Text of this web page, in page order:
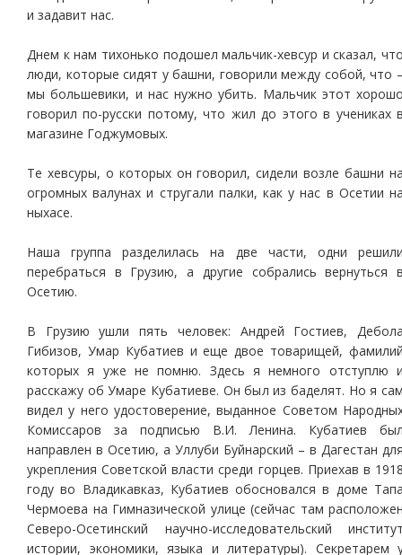
и задавит нас.
Днем к нам тихонько подошел мальчик-хевсур и сказал,
люди, которые сидят у башни, говорили между собой, что
мы большевики, и нас нужно убить. Мальчик этот
говорил по-русски потому, что жил до этого в учениках
магазине Годжумовых.
Те хевсуры, о которых он говорил, сидели возле башни
огромных валунах и стругали палки, как у нас в Осетии
ныхасе.
Наша группа разделилась на две части, одни
перебраться в Грузию, а другие собрались вернуться
Осетию.
В Грузию ушли пять человек: Андрей Гостиев,
Гибизов, Умар Кубатиев и еще двое товарищей,
которых я уже не помню. Здесь я немного отступлю
расскажу об Умаре Кубатиеве. Он был из баделят. Но я
видел у него удостоверение, выданное Советом
Комиссаров за подписью В.И. Ленина. Кубатиев
направлен в Осетию, а Уллуби Буйнарский – в Дагестан
укрепления Советской власти среди горцев. Приехав в
году во Владикавказ, Кубатиев обосновался в доме
Чермоева на Гимназической улице (сейчас там
Северо-Осетинский научно-исследовательский
истории, экономики, языка и литературы). Секретарем